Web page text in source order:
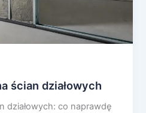
ścian działowych
działowych: co naprawdę